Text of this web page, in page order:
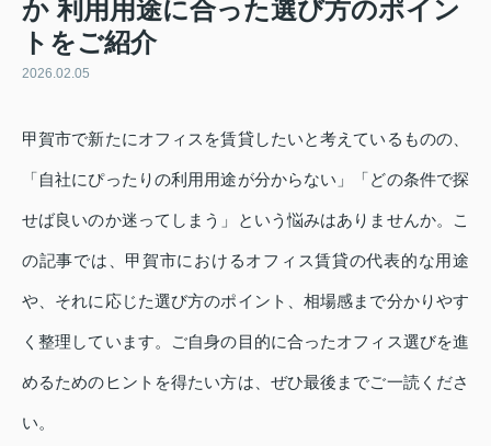
か 利用用途に合った選び方のポイン
トをご紹介
2026.02.05
甲賀市で新たにオフィスを賃貸したいと考えているものの、
「自社にぴったりの利用用途が分からない」「どの条件で探
せば良いのか迷ってしまう」という悩みはありませんか。こ
の記事では、甲賀市におけるオフィス賃貸の代表的な用途
や、それに応じた選び方のポイント、相場感まで分かりやす
く整理しています。ご自身の目的に合ったオフィス選びを進
めるためのヒントを得たい方は、ぜひ最後までご一読くださ
い。